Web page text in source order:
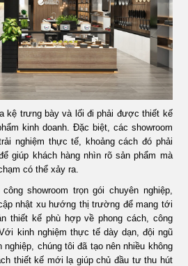
kệ trưng bày và lối đi phải được thiết kế
kinh doanh. Đặc biệt, các showroom
nghiệm thực tế, khoảng cách đó phải
giúp khách hàng nhìn rõ sản phẩm mà
có thể xảy ra.
showroom trọn gói chuyên nghiệp,
nhật xu hướng thị trường để mang tới
thiết kế phù hợp về phong cách, công
kinh nghiệm thực tế dày dạn, đội ngũ
chúng tôi đã tạo nên nhiều không
thiết kế mới lạ giúp chủ đầu tư thu hút